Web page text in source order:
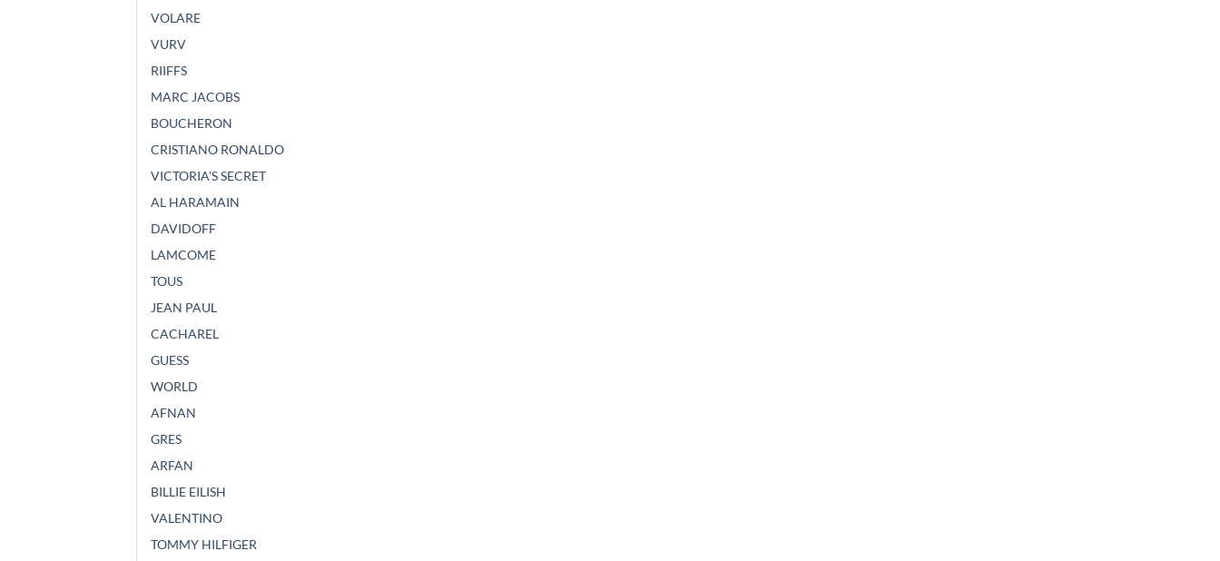
VOLARE
VURV
RIIFFS
MARC JACOBS
BOUCHERON
CRISTIANO RONALDO
VICTORIA'S SECRET
AL HARAMAIN
DAVIDOFF
LAMCOME
TOUS
JEAN PAUL
CACHAREL
GUESS
WORLD
AFNAN
GRES
ARFAN
BILLIE EILISH
VALENTINO
TOMMY HILFIGER